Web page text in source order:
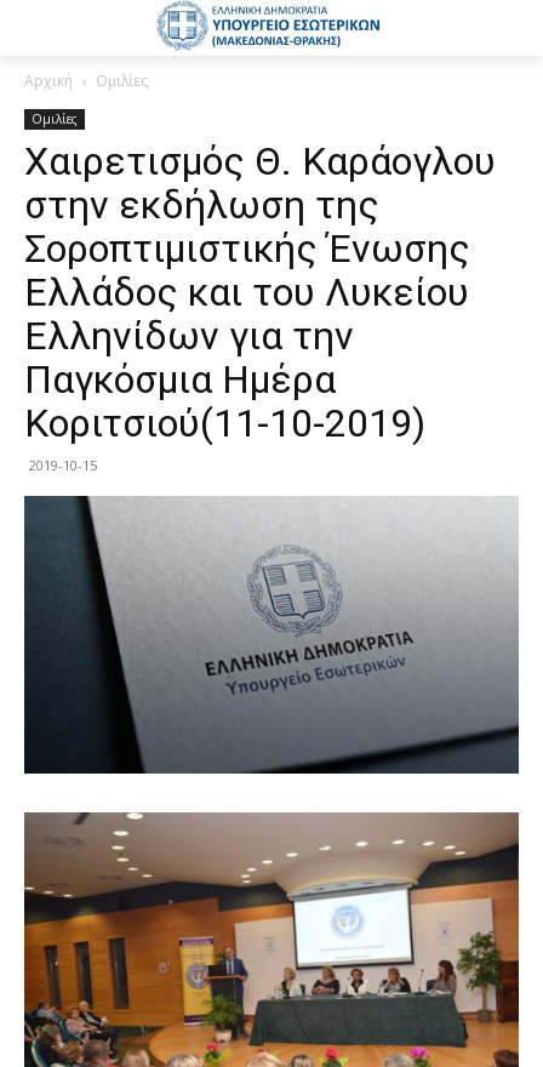
Αρχική Ομιλίες
Ομιλίες
Χαιρετισμός Θ. Καράογλου
στην εκδήλωση της
Σοροπτιμιστικής Ένωσης
Ελλάδος και του Λυκείου
Ελληνίδων για την
Παγκόσμια Ημέρα
Κοριτσιού(11-10-2019)
2019-10-15